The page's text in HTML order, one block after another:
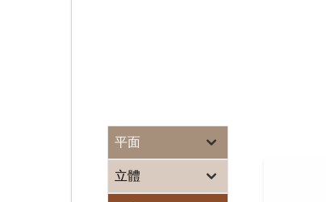
平面
立體